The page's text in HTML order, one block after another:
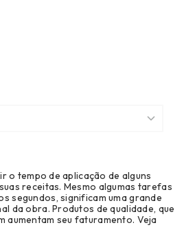
o tempo de aplicação de alguns
receitas. Mesmo algumas tarefas
segundos, significam uma grande
da obra. Produtos de qualidade, que
aumentam seu faturamento. Veja